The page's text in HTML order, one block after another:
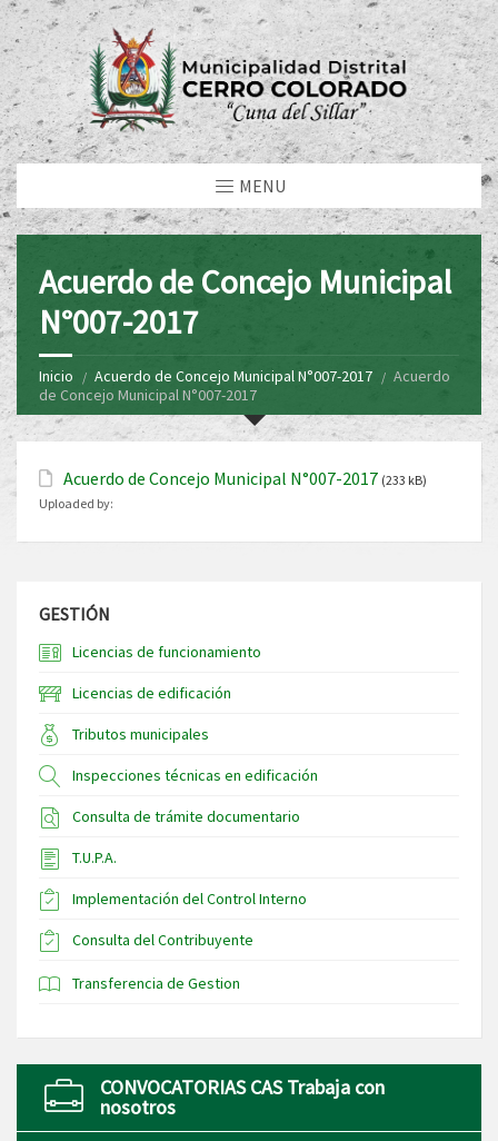
MENU
Acuerdo de Concejo Municipal
N°007-2017
Inicio Acuerdo de Concejo Municipal N°007-2017
Acuerdo
de Concejo Municipal N°007-2017
Acuerdo de Concejo Municipal N°007-2017 (233 kB)
Uploaded by:
GESTIÓN
Licencias de funcionamiento
Licencias de edificación
Tributos municipales
Inspecciones técnicas en edificación
Consulta de trámite documentario
T.U.P.A.
Implementación del Control Interno
Consulta del Contribuyente
Transferencia de Gestion
CONVOCATORIAS CAS Trabaja con
nosotros